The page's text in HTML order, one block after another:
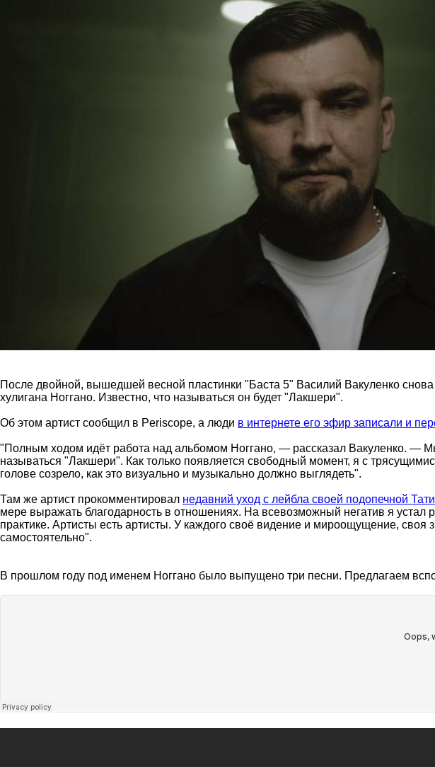
После двойной, вышедшей весной пластинки "Баста 5" Василий Вакуленко
хулигана Ноггано. Известно, что называться он будет "Лакшери".
Об этом артист сообщил в Periscope, а люди в интернете его эфир записали и
"Полным ходом идёт работа над альбомом Ноггано, — рассказал Вакуленко. —
называться "Лакшери". Как только появляется свободный момент, я с
голове созрело, как это визуально и музыкально должно выглядеть".
Там же артист прокомментировал недавний уход с лейбла своей подопечной Тати
мере выражать благодарность в отношениях. На всевозможный негатив я
практике. Артисты есть артисты. У каждого своё видение и мироощущение, своя
самостоятельно".
В прошлом году под именем Ноггано было выпущено три песни. Предлагаем